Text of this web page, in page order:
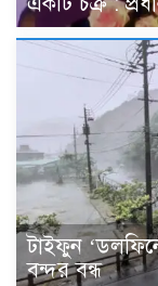
টাইফুন
বন্দর বন্ধ